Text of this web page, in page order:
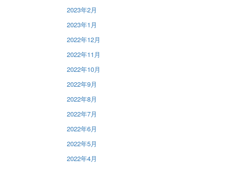
2023年2月
2023年1月
2022年12月
2022年11月
2022年10月
2022年9月
2022年8月
2022年7月
2022年6月
2022年5月
2022年4月